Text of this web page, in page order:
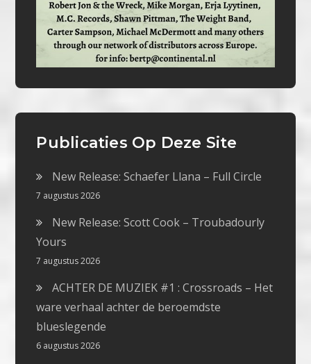
Publicaties Op Deze Site
New Release: Schaefer Llana – Full Circle
7 augustus 2026
New Release: Scott Cook – Troubadourly
Yours
7 augustus 2026
ACHTER DE MUZIEK #1 : Crossroads – Het
ware verhaal achter de beroemdste
blueslegende
6 augustus 2026